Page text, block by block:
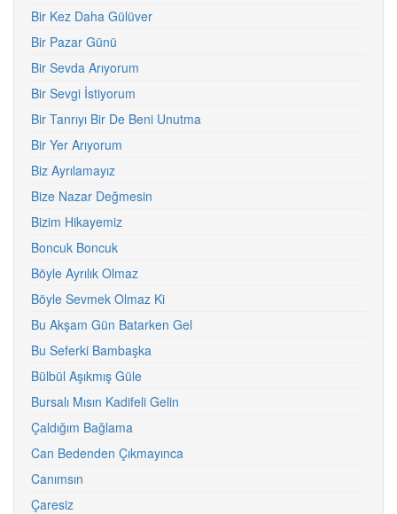
Bir Kez Daha Gülüver
Bir Pazar Günü
Bir Sevda Arıyorum
Bir Sevgi İstiyorum
Bir Tanrıyı Bir De Beni Unutma
Bir Yer Arıyorum
Biz Ayrılamayız
Bize Nazar Değmesin
Bizim Hikayemiz
Boncuk Boncuk
Böyle Ayrılık Olmaz
Böyle Sevmek Olmaz Ki
Bu Akşam Gün Batarken Gel
Bu Seferki Bambaşka
Bülbül Aşıkmış Güle
Bursalı Mısın Kadifeli Gelin
Çaldığım Bağlama
Can Bedenden Çıkmayınca
Canımsın
Çaresiz